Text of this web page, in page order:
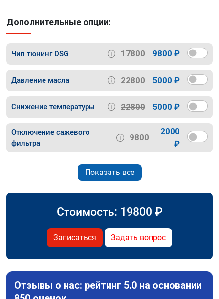
Дополнительные опции:
Чип тюнинг DSG 17800 9800 ₽
Давление масла 22800 5000 ₽
Снижение температуры 22800 5000 ₽
Отключение сажевого
фильтра
9800
2000
₽
Показать все
Стоимость: 19800 ₽
Записаться Задать вопрос
Отзывы о нас: рейтинг 5.0 на основании